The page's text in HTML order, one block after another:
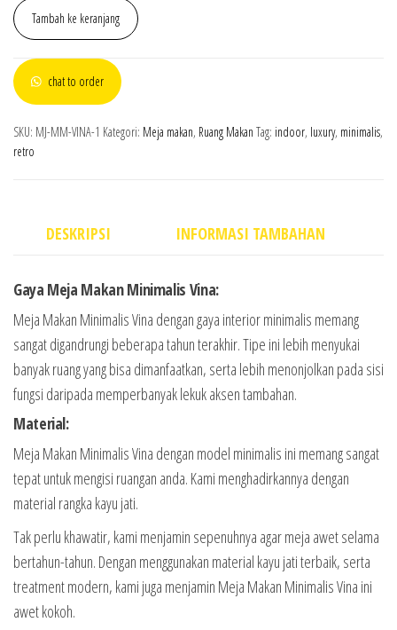
Tambah ke keranjang
chat to order
SKU: MJ-MM-VINA-1 Kategori: Meja makan, Ruang Makan Tag: indoor, luxury, minimalis,
retro
DESKRIPSI INFORMASI TAMBAHAN
Gaya Meja Makan Minimalis Vina:
Meja Makan Minimalis Vina dengan gaya interior minimalis memang
sangat digandrungi beberapa tahun terakhir. Tipe ini lebih menyukai
banyak ruang yang bisa dimanfaatkan, serta lebih menonjolkan pada sisi
fungsi daripada memperbanyak lekuk aksen tambahan.
Material:
Meja Makan Minimalis Vina dengan model minimalis ini memang sangat
tepat untuk mengisi ruangan anda. Kami menghadirkannya dengan
material rangka kayu jati.
Tak perlu khawatir, kami menjamin sepenuhnya agar meja awet selama
bertahun-tahun. Dengan menggunakan material kayu jati terbaik, serta
treatment modern, kami juga menjamin Meja Makan Minimalis Vina ini
awet kokoh.